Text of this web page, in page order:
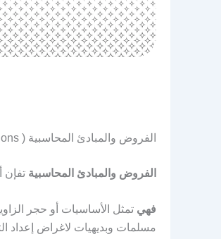
الفروض والمبادئ المحاسبية ( Accounting Assumptions )
الفروض والمبادئ المحاسبية تفإن
فهي تمثل الأساسيات أو حجر
مسلمات وبديهيات لاغراض إعداد